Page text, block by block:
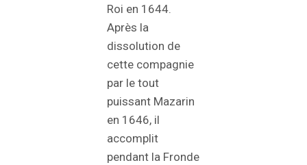
Roi en 1644.
Après la
dissolution de
cette compagnie
par le tout
puissant Mazarin
en 1646, il
accomplit
pendant la Fronde